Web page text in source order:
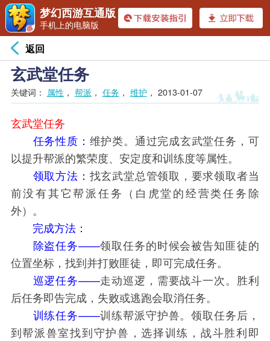
返回
玄武堂任务
关键词： 属性 ， 帮派 ， 任务 ， 维护 ， 2013-01-07
玄武堂任务
任务性质： 维护类。通过完成玄武堂任务，可
以提升帮派的繁荣度、安定度和训练度等属性。
领取方法： 找玄武堂总管领取，要求领取者当
前没有其它帮派任务（白虎堂的经营类任务除
外）。
完成方法：
除盗任务——领取任务的时候会被告知匪徒的
位置坐标，找到并打败匪徒，即可完成任务。
巡逻任务——走动巡逻，需要战斗一次。胜利
后任务即告完成，失败或逃跑会取消任务。
训练任务——训练帮派守护兽。领取任务后，
到帮派兽室找到守护兽，选择训练，战斗胜利即
梦幻西游互通版
手机上的电脑版